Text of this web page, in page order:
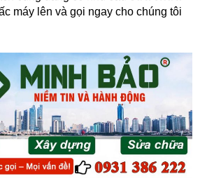
máy lên và gọi ngay cho chúng tôi